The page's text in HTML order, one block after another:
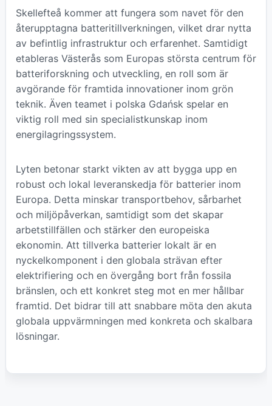
Skellefteå kommer att fungera som navet för den
återupptagna batteritillverkningen, vilket drar nytta
av befintlig infrastruktur och erfarenhet. Samtidigt
etableras Västerås som Europas största centrum för
batteriforskning och utveckling, en roll som är
avgörande för framtida innovationer inom grön
teknik. Även teamet i polska Gdańsk spelar en
viktig roll med sin specialistkunskap inom
energilagringssystem.
Lyten betonar starkt vikten av att bygga upp en
robust och lokal leveranskedja för batterier inom
Europa. Detta minskar transportbehov, sårbarhet
och miljöpåverkan, samtidigt som det skapar
arbetstillfällen och stärker den europeiska
ekonomin. Att tillverka batterier lokalt är en
nyckelkomponent i den globala strävan efter
elektrifiering och en övergång bort från fossila
bränslen, och ett konkret steg mot en mer hållbar
framtid. Det bidrar till att snabbare möta den akuta
globala uppvärmningen med konkreta och skalbara
lösningar.